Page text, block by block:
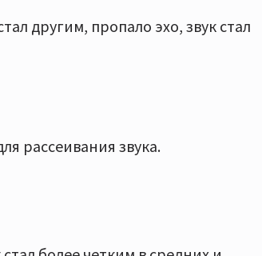
другим, пропало эхо, звук стал
рассеивания звука.